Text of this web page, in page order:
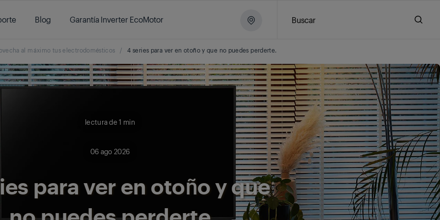
Blog Garantía Inverter EcoMotor Buscar
al máximo tus electrodomésticos / 4 series para ver en otoño y que no puedes perderte.
lectura de 1 min
06 ago 2026
para ver en otoño y que